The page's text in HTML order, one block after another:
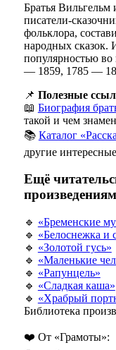
Братья
писатели-
фольклора,
народных сказок.
популярностью
— 1859, 1785 —
📌 Полезные
📖 Биография
такой и чем
📚 Каталог
другие
Ещё
🔹 «Бременские
🔹 «Белоснежка и
🔹 «Золотой гусь»
🔹 «Маленькие
🔹 «Рапунцель»
🔹 «Сладкая каша»
🔹 «Храбрый
Библиотека
❤️ От «Грамоты»: